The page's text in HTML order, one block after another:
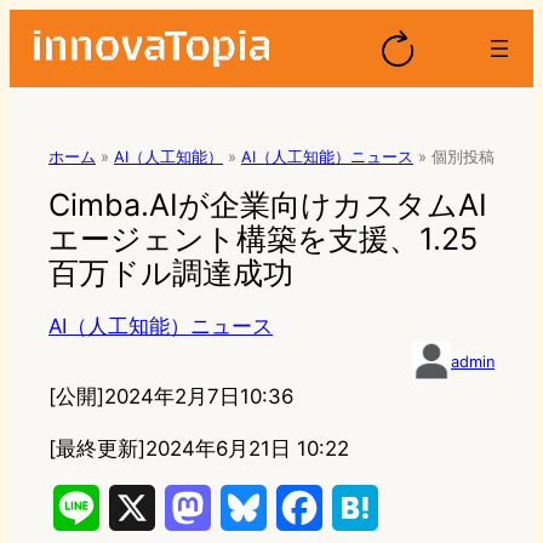
ホーム » AI（人工知能） » AI（人工知能）ニュース » 個別投稿
Cimba.AIが企業向けカスタムAI
エージェント構築を支援、1.25
百万ドル調達成功
AI（人工知能）ニュース
admin
[公開]2024年2月7日10:36
[最終更新]2024年6月21日 10:22